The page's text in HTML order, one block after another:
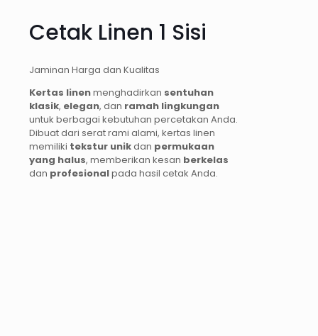
Cetak Linen 1 Sisi
Jaminan Harga dan Kualitas
Kertas linenmenghadirkan sentuhan
klasik, elegan, dan ramah lingkungan
untuk berbagai kebutuhan percetakan Anda.
Dibuat dari serat rami alami, kertas linen
memiliki tekstur unikdan permukaan
yang halus, memberikan kesan berkelas
dan profesionalpada hasil cetak Anda.